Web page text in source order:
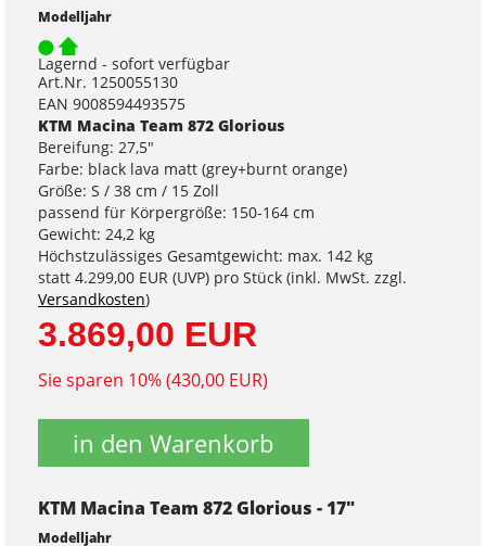
Modelljahr
Lagernd - sofort verfügbar
Art.Nr. 1250055130
EAN 9008594493575
KTM Macina Team 872 Glorious
Bereifung: 27,5"
Farbe: black lava matt (grey+burnt orange)
Größe: S / 38 cm / 15 Zoll
passend für Körpergröße: 150-164 cm
Gewicht: 24,2 kg
Höchstzulässiges Gesamtgewicht: max. 142 kg
statt 4.299,00 EUR (UVP) pro Stück (inkl. MwSt. zzgl.
Versandkosten)
3.869,00 EUR
Sie sparen 10% (430,00 EUR)
in den Warenkorb
KTM Macina Team 872 Glorious - 17"
Modelljahr